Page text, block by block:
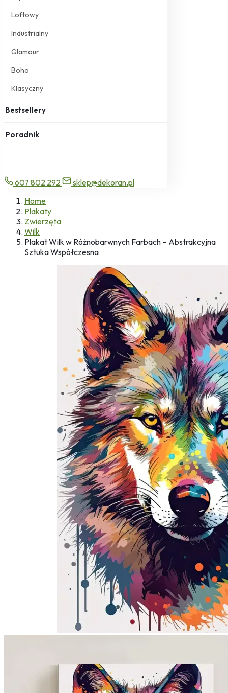
Loftowy
Industrialny
Glamour
Boho
Klasyczny
Bestsellery
Poradnik
607 802 292
sklep@dekoran.pl
Home
Plakaty
Zwierzęta
Wilk
Plakat Wilk w Różnobarwnych Farbach – Abstrakcyjna
Sztuka Współczesna